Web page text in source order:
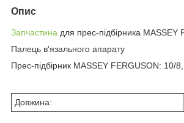
Опис
Запчастина для прес-підбірника MASSEY
Палець в'язального апарату
Прес-підбірник MASSEY FERGUSON: 10/
Довжина: